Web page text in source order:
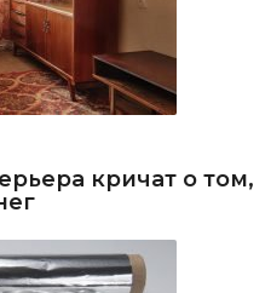
кричат о том,